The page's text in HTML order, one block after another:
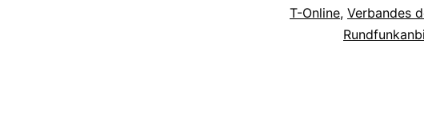
T-Online, Verbandes